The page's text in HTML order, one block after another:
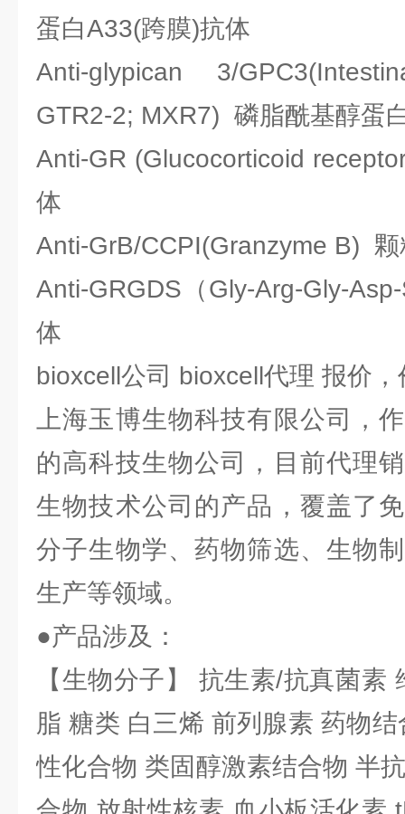
蛋白A33(跨膜)抗体
Anti-glypican 3/
GTR2-2; MXR7) 磷脂酰基醇蛋
Anti-GR (Glucocorticoid
体
Anti-GrB/CCPI(Granzyme B)
Anti-GRGDS（Gly-Arg-Gly-
体
bioxcell公司 bioxcell代理 报价，
上海玉博生物科技有限公司，
的高科技生物公司，目前代理
生物技术公司的产品，覆盖了
分子生物学、药物筛选、生物
生产等领域。
●产品涉及：
【生物分子】 抗生素/抗真菌素
脂 糖类 白三烯 前列腺素 药物
性化合物 类固醇激素结合物 半